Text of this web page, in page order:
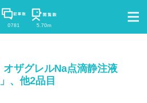
0781 5.70m
オザグレルNa点滴静注液
、他2品目